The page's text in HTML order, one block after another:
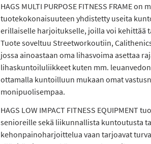
HAGS MULTI PURPOSE FITNESS FRAME
tuotekokonaisuuteen yhdistetty useita
erillaiselle harjoitukselle, joilla voi kehittää
Tuote soveltuu Streetworkoutiin,
jossa ainoastaan oma lihasvoima asettaa
lihaskuntoiluliikkeet kuten mm.
ottamalla kuntoilluun mukaan omat
monipuolisempaa.
HAGS LOW IMPACT FITNESS
senioreille sekä liikunnallista kuntoutusta
kehonpainoharjoittelua vaan tarjoavat